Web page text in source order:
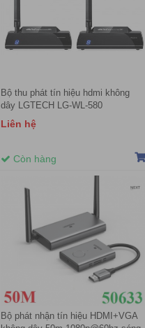
Bộ thu phát tín hiệu hdmi không
dây LGTECH LG-WL-580
Liên hệ
Còn hàng
Bộ phát nhận tín hiệu HDMI+VGA